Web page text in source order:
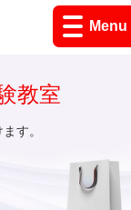
Menu
教室
す。